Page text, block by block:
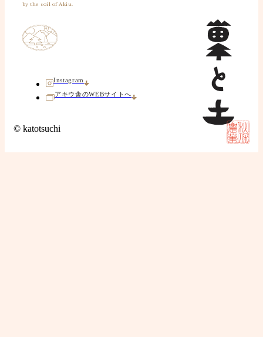
© katotsuchi
by the soil of Akiu.
Instagram
アキウ舎のWEBサイトへ